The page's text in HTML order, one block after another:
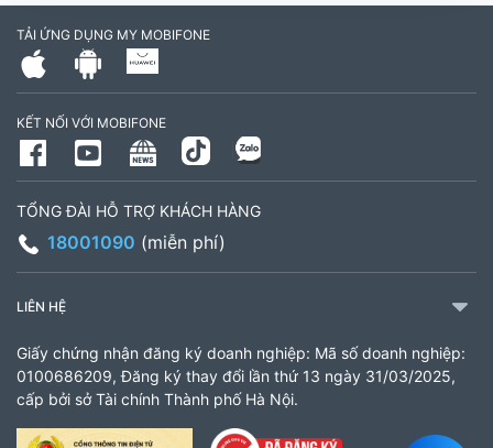
795497999
Giờ làm việc: Thứ 2 đến Thứ 6: Sáng 07:30 -
11:00 Chiều 13:30 đến 17:30 Thứ 7: Sáng 08:00
- 11:30 chiều 13:00 đến 17:00
CH 21B Ba La (CH 16 Ba La)
903460846
Giờ làm việc: 8:00 - 18:00
TẢI ỨNG DỤNG MY MOBIFONE
KẾT NỐI VỚI MOBIFONE
TỔNG ĐÀI HỖ TRỢ KHÁCH HÀNG
18001090 (miễn phí)
LIÊN HỆ
Giấy chứng nhận đăng ký doanh nghiệp: Mã số doanh nghiệp:
0100686209, Đăng ký thay đổi lần thứ 13 ngày 31/03/2025,
cấp bởi sở Tài chính Thành phố Hà Nội.